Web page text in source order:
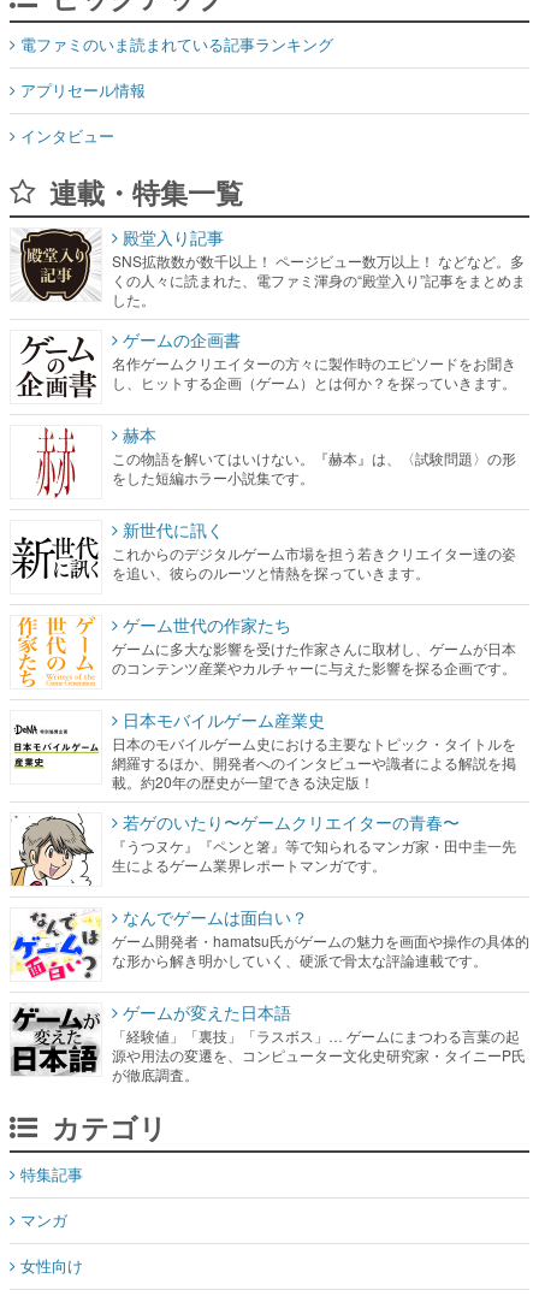
電ファミのいま読まれている記事ランキング
アプリセール情報
インタビュー
連載・特集一覧
殿堂入り記事
SNS拡散数が数千以上！ ページビュー数万以上！ などなど。多
くの人々に読まれた、電ファミ渾身の“殿堂入り”記事をまとめま
した。
ゲームの企画書
名作ゲームクリエイターの方々に製作時のエピソードをお聞き
し、ヒットする企画（ゲーム）とは何か？を探っていきます。
赫本
この物語を解いてはいけない。『赫本』は、〈試験問題〉の形
をした短編ホラー小説集です。
新世代に訊く
これからのデジタルゲーム市場を担う若きクリエイター達の姿
を追い、彼らのルーツと情熱を探っていきます。
ゲーム世代の作家たち
ゲームに多大な影響を受けた作家さんに取材し、ゲームが日本
のコンテンツ産業やカルチャーに与えた影響を探る企画です。
日本モバイルゲーム産業史
日本のモバイルゲーム史における主要なトピック・タイトルを
網羅するほか、開発者へのインタビューや識者による解説を掲
載。約20年の歴史が一望できる決定版！
若ゲのいたり〜ゲームクリエイターの青春〜
『うつヌケ』『ペンと箸』等で知られるマンガ家・田中圭一先
生によるゲーム業界レポートマンガです。
なんでゲームは面白い？
ゲーム開発者・hamatsu氏がゲームの魅力を画面や操作の具体的
な形から解き明かしていく、硬派で骨太な評論連載です。
ゲームが変えた日本語
「経験値」「裏技」「ラスボス」… ゲームにまつわる言葉の起
源や用法の変遷を、コンピューター文化史研究家・タイニーP氏
が徹底調査。
カテゴリ
特集記事
マンガ
女性向け